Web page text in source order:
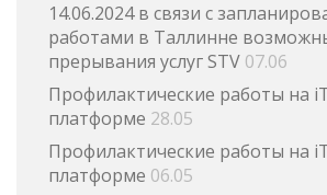
14.06.2024 в связи с
работами в Таллинне
прерывания услуг STV 07.06
Профилактические работы на
платформе 28.05
Профилактические работы на
платформе 06.05